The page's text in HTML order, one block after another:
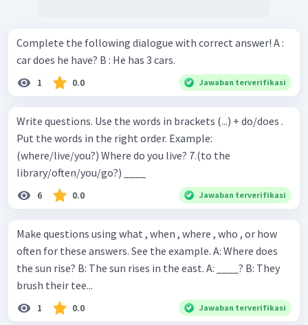
Complete the following dialogue with correct answer! A :
car does he have? B : He has 3 cars.
1 0.0 Jawaban terverifikasi
Write questions. Use the words in brackets (...) + do/does .
Put the words in the right order. Example:
(where/live/you?) Where do you live? 7.(to the
6 0.0 Jawaban terverifikasi
Make questions using what , when , where , who , or how
often for these answers. See the example. A: Where does
the sun rise? B: The sun rises in the east. A: ____? B: They
brush their tee...
1 0.0 Jawaban terverifikasi